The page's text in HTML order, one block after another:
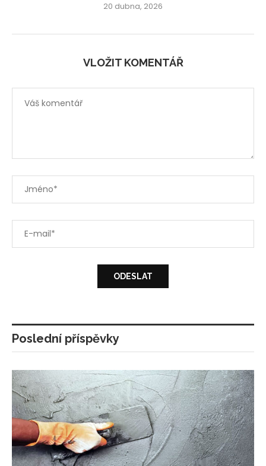
20 dubna, 2026
VLOŽIT KOMENTÁŘ
Poslední příspěvky